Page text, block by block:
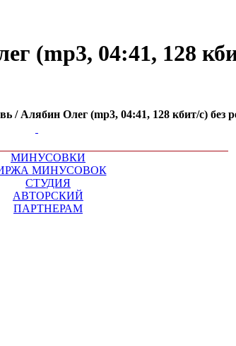
(mp3, 04:41, 128
/ Алябин Олег (mp3, 04:41, 128 кбит/с) без
МИНУСОВКИ
МИНУСОВОК
СТУДИЯ
АВТОРСКИЙ
ПАРТНЕРАМ